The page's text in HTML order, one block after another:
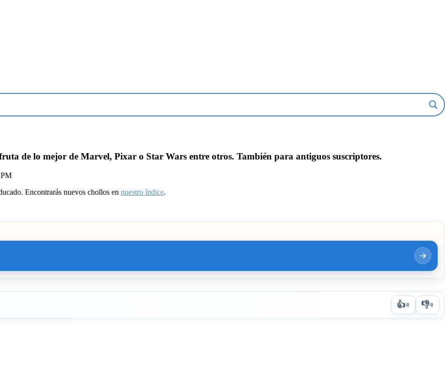
de lo mejor de Marvel, Pixar o Star Wars entre otros. También para antiguos suscriptores.
PM
Encontrarás nuevos chollos en nuestro índice.
👍0 👎0